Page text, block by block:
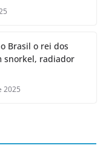
Brasil o rei dos
snorkel, radiador
2025